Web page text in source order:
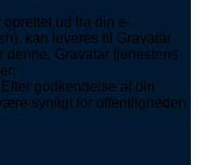
ud fra din e-
kan leveres til Gravatar
denne. Gravatar tjenestens
godkendelse af din
synligt for offentligheden